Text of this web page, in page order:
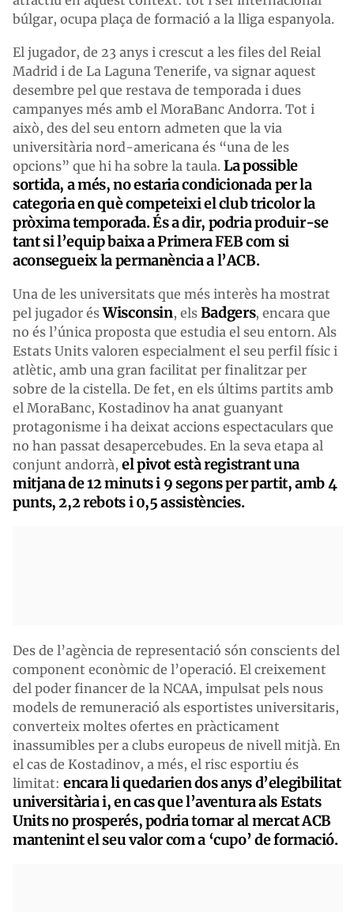
búlgar, ocupa plaça de formació a la lliga espanyola.
El jugador, de 23 anys i crescut a les files del Reial
Madrid i de La Laguna Tenerife, va signar aquest
desembre pel que restava de temporada i dues
campanyes més amb el MoraBanc Andorra. Tot i
això, des del seu entorn admeten que la via
universitària nord-americana és “una de les
opcions” que hi ha sobre la taula. La possible
sortida, a més, no estaria condicionada per la
categoria en què competeixi el club tricolor la
pròxima temporada. És a dir, podria produir-se
tant si l’equip baixa a Primera FEB com si
aconsegueix la permanència a l’ACB.
Una de les universitats que més interès ha mostrat
pel jugador ésWisconsin, els Badgers, encara que
no és l’única proposta que estudia el seu entorn. Als
Estats Units valoren especialment el seu perfil físic i
atlètic, amb una gran facilitat per finalitzar per
sobre de la cistella. De fet, en els últims partits amb
el MoraBanc, Kostadinov ha anat guanyant
protagonisme i ha deixat accions espectaculars que
no han passat desapercebudes. En la seva etapa al
conjunt andorrà, el pivot està registrant una
mitjana de 12 minuts i 9 segons per partit, amb 4
punts, 2,2 rebots i 0,5 assistències.
Des de l’agència de representació són conscients del
component econòmic de l’operació. El creixement
del poder financer de la NCAA, impulsat pels nous
models de remuneració als esportistes universitaris,
converteix moltes ofertes en pràcticament
inassumibles per a clubs europeus de nivell mitjà. En
el cas de Kostadinov, a més, el risc esportiu és
limitat: encara li quedarien dos anys d’elegibilitat
universitària i, en cas que l’aventura als Estats
Units no prosperés, podria tornar al mercat ACB
mantenint el seu valor com a ‘cupo’ de formació.